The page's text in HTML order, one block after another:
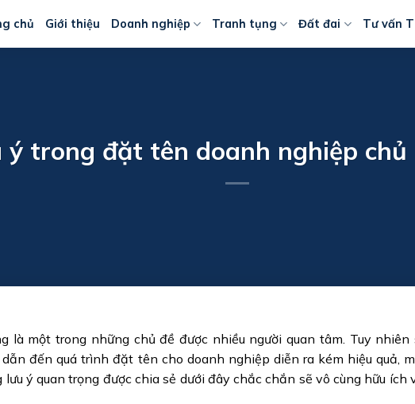
chủ Giới thiệu Doanh nghiệp Tranh tụng Đất đai Tư vấn
ý trong đặt tên doanh nghiệp
là một trong những chủ đề được nhiều người quan tâm. Tuy nhiên
đến quá trình đặt tên cho doanh nghiệp diễn ra kém hiệu quả,
ý quan trọng được chia sẻ dưới đây chắc chắn sẽ vô cùng hữu ích